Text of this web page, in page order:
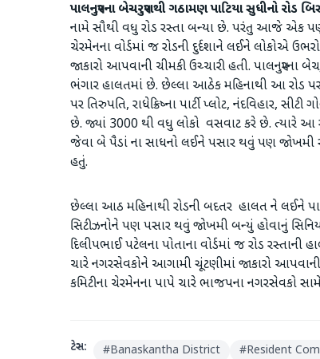
પાલનપુરના બેચરપુરાથી ગઠામણ પાટિયા સુધીનો રોડ
નામે સૌથી વધુ રોડ રસ્તા બન્યા છે. પરંતુ આજે એક પણ
ચેરમેનના વોર્ડમાં જ રોડની દુર્દશાને લઈને લોકોએ
જાકારો આપવાની ચીમકી ઉચ્ચારી હતી. પાલનપુરના
ભંગાર હાલતમાં છે. છેલ્લા આઠેક મહિનાથી આ રોડ
પર તિરુપતિ, રાધેક્રિષ્ના પાર્ટી પ્લોટ, નંદવિહાર,
છે. જ્યાં 3000 થી વધુ લોકો વસવાટ કરે છે. ત્યારે આ
જેવા બે પૈડાં ના સાધનો લઈને પસાર થવું પણ
હતું.
છેલ્લા આઠ મહિનાથી રોડની બદતર હાલત ને લઈને
સિટીઝનોને પણ પસાર થવું જોખમી બન્યું હોવાનું
દિલીપભાઈ પટેલના પોતાના વોર્ડમાં જ રોડ
ચારે નગરસેવકોને આગામી ચૂંટણીમાં જાકારો આપવાની
કમિટીના ચેરમેનના પાપે ચારે ભાજપના નગરસેવકો
ટેગ્સ: #Banaskantha District #Resident